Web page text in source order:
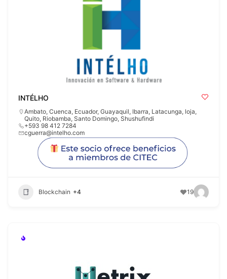
INTÉLHO
Ambato, Cuenca, Ecuador, Guayaquil, Ibarra, Latacunga, loja,
Quito, Riobamba, Santo Domingo, Shushufindi
+593 98 412 7284
cguerra@intelho.com
Blockchain +4 19